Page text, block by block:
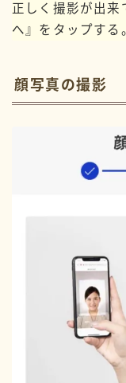
正しく撮影が出来
へ』をタップする
顔写真の撮影